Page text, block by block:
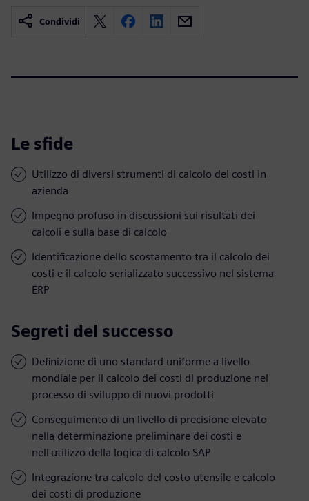
Condividi
Le sfide
Utilizzo di diversi strumenti di calcolo dei costi in
azienda
Impegno profuso in discussioni sui risultati dei
calcoli e sulla base di calcolo
Identificazione dello scostamento tra il calcolo dei
costi e il calcolo serializzato successivo nel sistema
ERP
Segreti del successo
Definizione di uno standard uniforme a livello
mondiale per il calcolo dei costi di produzione nel
processo di sviluppo di nuovi prodotti
Conseguimento di un livello di precisione elevato
nella determinazione preliminare dei costi e
nell'utilizzo della logica di calcolo SAP
Integrazione tra calcolo del costo utensile e calcolo
dei costi di produzione